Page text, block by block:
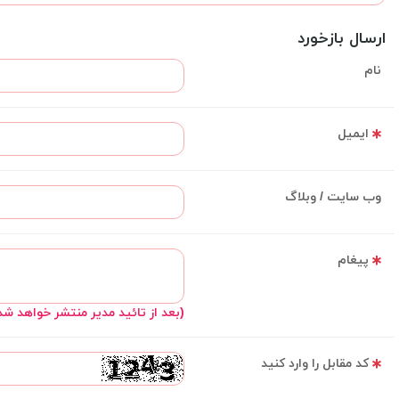
ارسال بازخورد
نام
ایمیل
وب سایت / وبلاگ
پیغام
(بعد از تائید مدیر منتشر خواهد
کد مقابل را وارد کنید